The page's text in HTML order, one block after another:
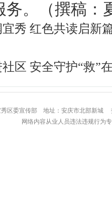
务。（撰稿：
宜秀 红色共读启
区 安全守护“救”
秀区委宣传部 地址：安庆市北
网络内容从业人员违法违规行